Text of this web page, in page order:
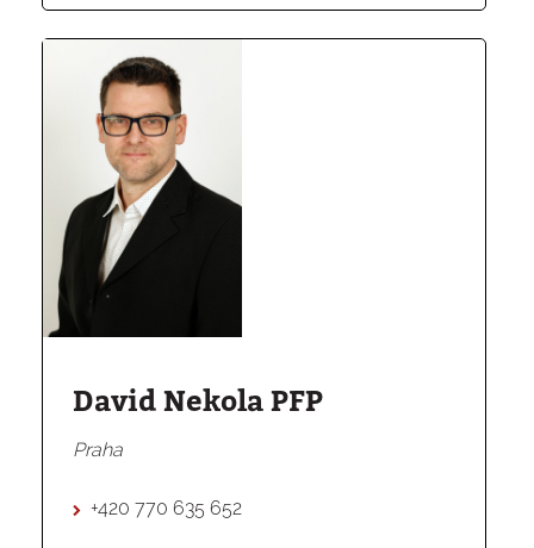
David Nekola PFP
Praha
+420 770 635 652